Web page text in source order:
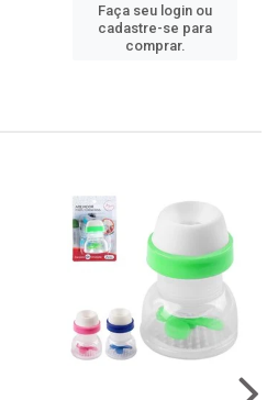
Faça seu login ou
cadastre-se para
comprar.